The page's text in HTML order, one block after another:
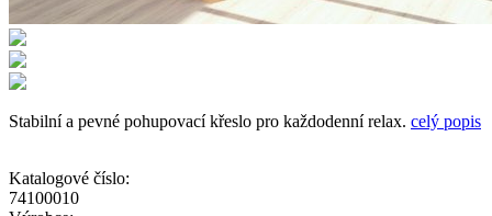
Stabilní a pevné pohupovací křeslo pro každodenní relax. celý popis
Katalogové číslo:
74100010